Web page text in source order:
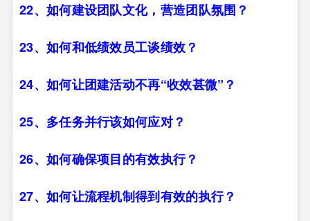
22、如何建设团队文化，营造团队氛围？
23、如何和低绩效员工谈绩效？
24、如何让团建活动不再“收效甚微”？
25、多任务并行该如何应对？
26、如何确保项目的有效执行？
27、如何让流程机制得到有效的执行？